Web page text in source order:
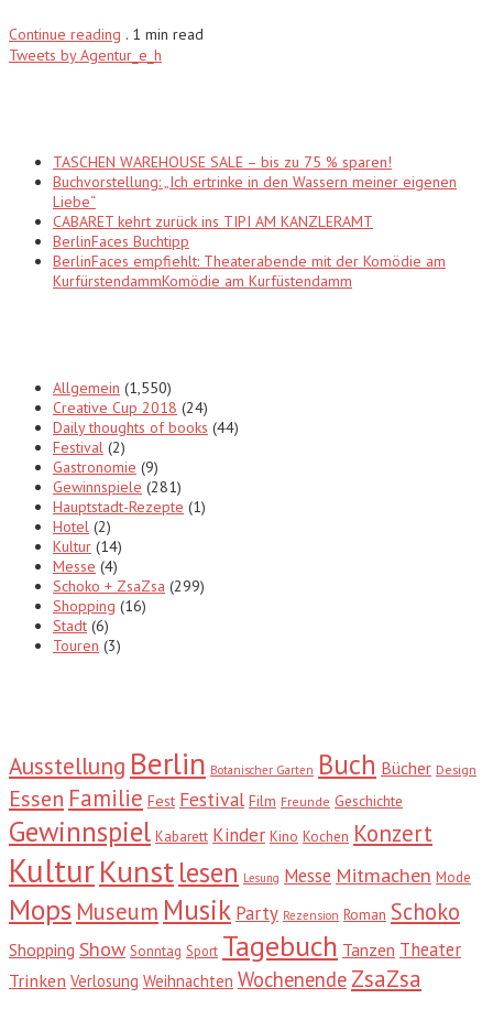
Continue reading . 1 min read
Tweets by Agentur_e_h
TASCHEN WAREHOUSE SALE – bis zu 75 % sparen!
Buchvorstellung: „Ich ertrinke in den Wassern meiner eigenen
Liebe“
CABARET kehrt zurück ins TIPI AM KANZLERAMT
BerlinFaces Buchtipp
BerlinFaces empfiehlt: Theaterabende mit der Komödie am
KurfürstendammKomödie am Kurfüstendamm
Allgemein (1,550)
Creative Cup 2018 (24)
Daily thoughts of books (44)
Festival (2)
Gastronomie (9)
Gewinnspiele (281)
Hauptstadt-Rezepte (1)
Hotel (2)
Kultur (14)
Messe (4)
Schoko + ZsaZsa (299)
Shopping (16)
Stadt (6)
Touren (3)
Ausstellung Berlin Botanischer Garten Buch Bücher Design
Essen Familie Fest Festival Film Freunde Geschichte
Gewinnspiel Kabarett Kinder Kino Kochen Konzert
KulturKunstlesen Lesung Messe Mitmachen Mode
Mops Museum Musik Party Rezension Roman Schoko
Shopping Show Sonntag Sport Tagebuch Tanzen Theater
Trinken Verlosung Weihnachten Wochenende ZsaZsa